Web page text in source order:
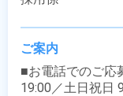
ご案内
■お電話でのご応
19:00／土日祝日